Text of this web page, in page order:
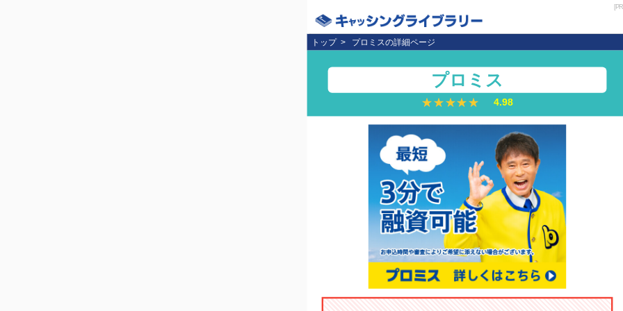
トップ プロミスの詳細ページ
プロミス
★★★★★
★★★★★ 4.98